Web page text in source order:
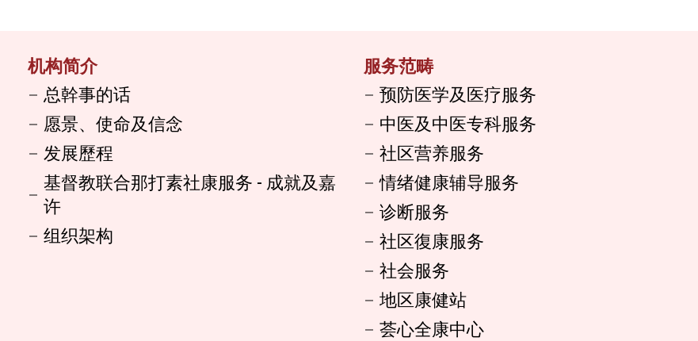
机构简介
总幹事的话
愿景、使命及信念
发展歷程
基督教联合那打素社康服务 - 成就及嘉
许
组织架构
服务范畴
预防医学及医疗服务
中医及中医专科服务
社区营养服务
情绪健康辅导服务
诊断服务
社区復康服务
社会服务
地区康健站
荟心全康中心